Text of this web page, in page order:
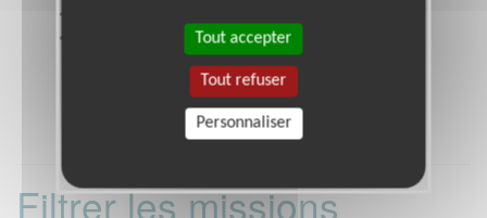
Centre Diocésain Pastoral, 133
avenue de la république CLERMONT FERRAND
Filtrer les missions
Tout accepter
Tout refuser
Personnaliser